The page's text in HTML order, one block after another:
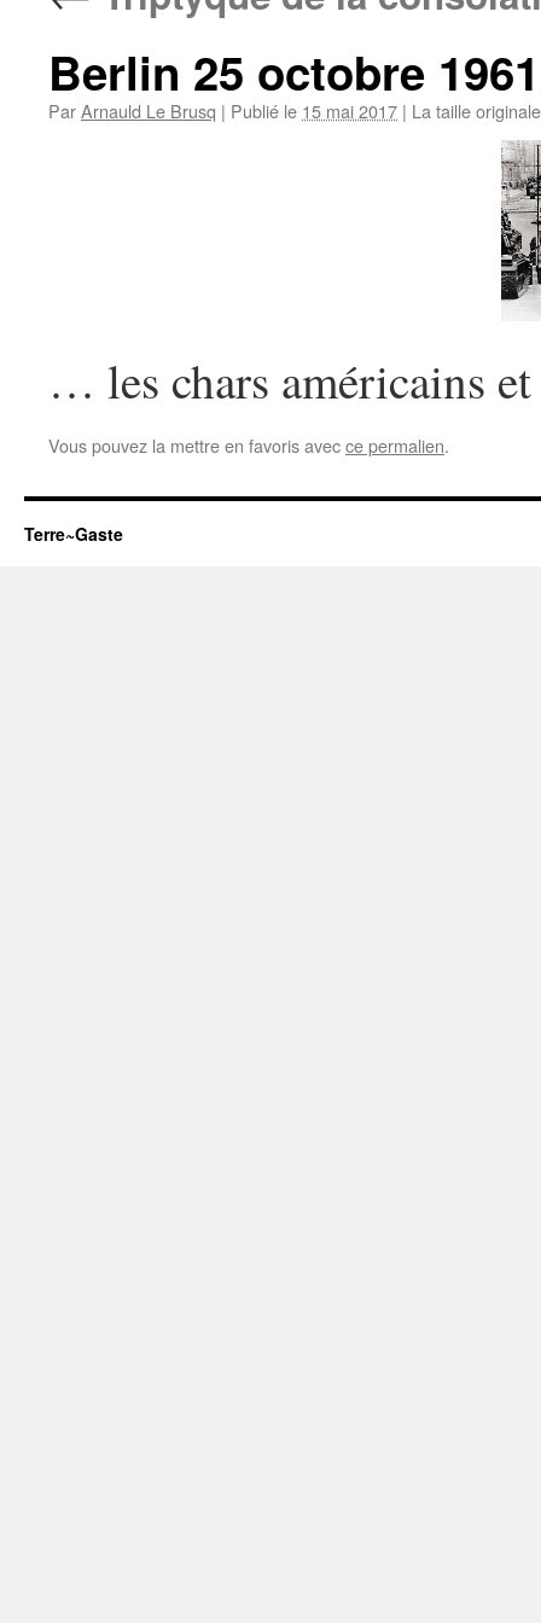
Berlin 25 octobre 1961
ParArnauld Le Brusq | Publié le 15 mai 2017 | La taille
… les chars américains
Vous pouvez la mettre en favoris avecce permalien.
Terre~Gaste